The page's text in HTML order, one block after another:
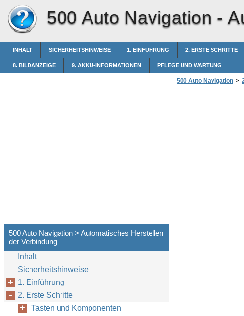
500 Auto Navigation -
INHALT SICHERHEITSHINWEISE 1. EINFÜHRUNG 2. ERSTE SCHRITTE
8. BILDANZEIGE 9. AKKU-INFORMATIONEN PFLEGE UND WARTUNG
500 Auto Navigation >
500 Auto Navigation > Automatisches Herstellen
der Verbindung
Inhalt
Sicherheitshinweise
1. Einführung
2. Erste Schritte
Tasten und Komponenten